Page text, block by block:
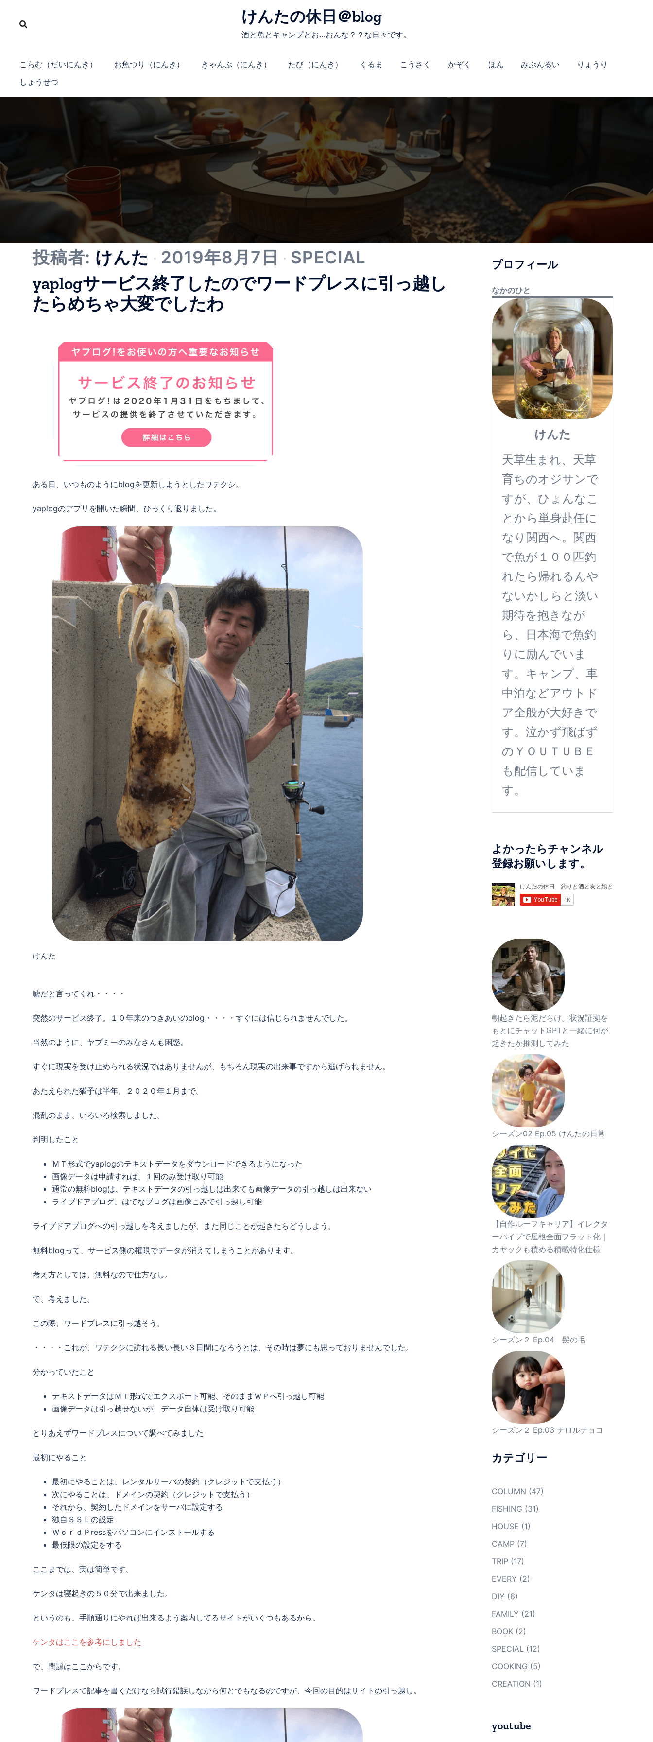
けんたの休日＠blog
酒と魚とキャンプとお…おんな？？な日々です。
こらむ（だいにんき） お魚つり（にんき） きゃんぷ（にんき） たび（にんき） くるま こうさく かぞく ほん みぶんるい
りょうり
しょうせつ
投稿者: けんた 2019年8月7日
SPECIAL
yaplogサービス終了したのでワードプレスに引っ越し
たらめちゃ大変でしたわ
ある日、いつものようにblogを更新しようとしたワテクシ。
yaplogのアプリを開いた瞬間、ひっくり返りました。
けんた
嘘だと言ってくれ・・・・
突然のサービス終了。１０年来のつきあいのblog・・・・すぐには信じられませんでした。
当然のように、ヤプミーのみなさんも困惑。
すぐに現実を受け止められる状況ではありませんが、もちろん現実の出来事ですから逃げられません。
あたえられた猶予は半年。２０２０年１月まで。
混乱のまま、いろいろ検索しました。
判明したこと
ＭＴ形式でyaplogのテキストデータをダウンロードできるようになった
画像データは申請すれば、１回のみ受け取り可能
通常の無料blogは、テキストデータの引っ越しは出来ても画像データの引っ越しは出来ない
ライブドアブログ、はてなブログは画像こみで引っ越し可能
ライブドアブログへの引っ越しを考えましたが、また同じことが起きたらどうしよう。
無料blogって、サービス側の権限でデータが消えてしまうことがあります。
考え方としては、無料なので仕方なし。
で、考えました。
この際、ワードプレスに引っ越そう。
・・・・これが、ワテクシに訪れる長い長い３日間になろうとは、その時は夢にも思っておりませんでした。
分かっていたこと
テキストデータはＭＴ形式でエクスポート可能、そのままＷＰへ引っ越し可能
画像データは引っ越せないが、データ自体は受け取り可能
とりあえずワードプレスについて調べてみました
最初にやること
最初にやることは、レンタルサーバの契約（クレジットで支払う）
次にやることは、ドメインの契約（クレジットで支払う）
それから、契約したドメインをサーバに設定する
独自ＳＳＬの設定
ＷｏｒｄＰressをパソコンにインストールする
最低限の設定をする
ここまでは、実は簡単です。
ケンタは寝起きの５０分で出来ました。
というのも、手順通りにやれば出来るよう案内してるサイトがいくつもあるから。
ケンタはここを参考にしました
で、問題はここからです。
ワードプレスで記事を書くだけなら試行錯誤しながら何とでもなるのですが、今回の目的はサイトの引っ越し。
プロフィール
なかのひと
けんた
天草生まれ、天草
育ちのオジサンで
すが、ひょんなこ
とから単身赴任に
なり関西へ。関西
で魚が１００匹釣
れたら帰れるんや
ないかしらと淡い
期待を抱きなが
ら、日本海で魚釣
りに励んでいま
す。キャンプ、車
中泊などアウトド
ア全般が大好きで
す。泣かず飛ばず
のＹＯＵＴＵＢＥ
も配信していま
す。
よかったらチャンネル
登録お願いします。
朝起きたら泥だらけ。状況証拠を
もとにチャットGPTと一緒に何が
起きたか推測してみた
シーズン02 Ep.05 けんたの日常
【自作ルーフキャリア】イレクタ
ーパイプで屋根全面フラット化｜
カヤックも積める積載特化仕様
シーズン２ Ep.04 髪の毛
シーズン２ Ep.03 チロルチョコ
カテゴリー
COLUMN (47)
FISHING (31)
HOUSE (1)
CAMP (7)
TRIP (17)
EVERY (2)
DIY (6)
FAMILY (21)
BOOK (2)
SPECIAL (12)
COOKING (5)
CREATION (1)
youtube